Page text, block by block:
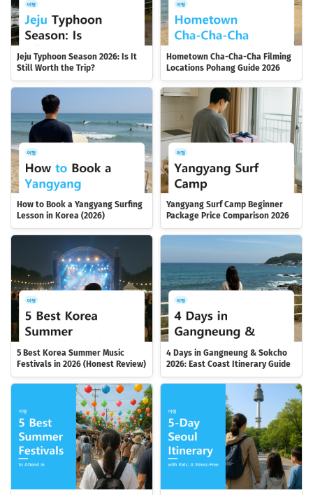
Jeju Typhoon Season 2026: Is It
Still Worth the Trip?
Hometown Cha-Cha-Cha Filming
Locations Pohang Guide 2026
How to Book a Yangyang Surfing
Lesson in Korea (2026)
Yangyang Surf Camp Beginner
Package Price Comparison 2026
5 Best Korea Summer Music
Festivals in 2026 (Honest Review)
4 Days in Gangneung & Sokcho
2026: East Coast Itinerary Guide